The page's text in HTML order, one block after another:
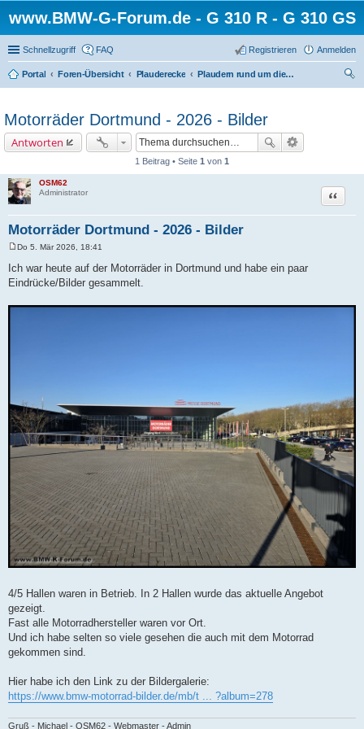
www.BMW-G-Forum.de - G 310 R - G 310 GS
Schnellzugriff FAQ Anmelden
Registrieren
Portal Foren-Übersicht Plauderecke
Plaudern rund um die G-Modelle von BMW
Motorräder Dortmund - 2026 - Bilder
Antworten
1 Beitrag • Seite 1 von 1
OSM62
Administrator
Motorräder Dortmund - 2026 - Bilder
Zitat
e
i
t
Do 5. Mär 2026, 18:41
Ich war heute auf der Motorräder in Dortmund und habe ein paar
Eindrücke/Bilder gesammelt.
4/5 Hallen waren in Betrieb. In 2 Hallen wurde das aktuelle Angebot
gezeigt.
Fast alle Motorradhersteller waren vor Ort.
Und ich habe selten so viele gesehen die auch mit dem Motorrad
gekommen sind.
Hier habe ich den Link zu der Bildergalerie:
https://www.bmw-motorrad-bilder.de/mb/t ... ?album=278
Gruß - Michael - OSM62 - Webmaster - Admin